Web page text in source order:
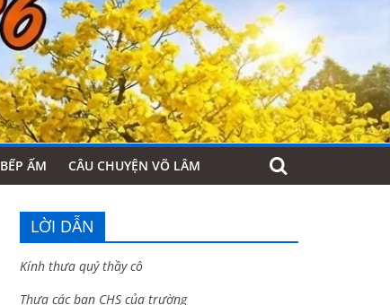
BẾP ẤM CÂU CHUYỆN VÕ LÂM
LỜI DẪN
Kính thưa quý thầy cô
Thưa các bạn CHS của trường